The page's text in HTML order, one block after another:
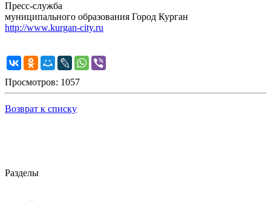
Пресс-служба
муниципального образования Город Курган
http://www.kurgan-city.ru
Просмотров: 1057
Возврат к списку
Разделы